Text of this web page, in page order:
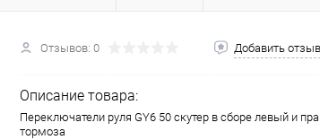
Отзывов: 0 Добавить отзыв
Описание товара:
Переключатели руля GY6 50 скутер в сборе левый и
тормоза